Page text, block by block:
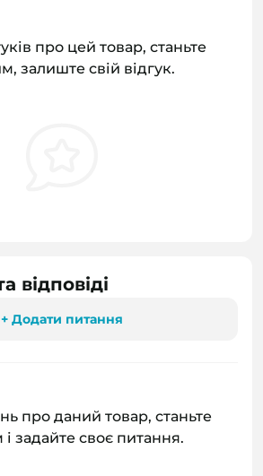
про цей товар, станьте
залиште свій відгук.
відповіді
+ Додати питання
про даний товар, станьте
задайте своє питання.